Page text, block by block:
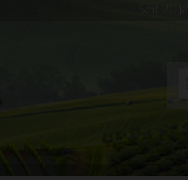
Seit 20